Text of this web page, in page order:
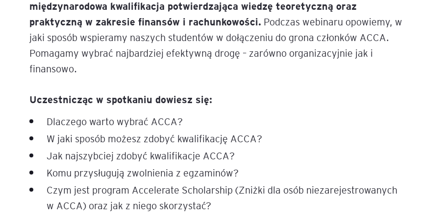
AI w Pythonie: Praktyczne
Warsztaty z Large Language
Models
Prawo sztucznej inteligencji
AI w finansach
Agenci AI w praktyce –
Warsztaty dla menedżerów
Generatywna AI – prawne
aspekty
Mapa szkoleń
międzynarodowa kwalifikacja potwierdzająca wiedzę teoretyczną oraz
praktyczną w zakresie finansów i rachunkowości. Podczas webinaru opowiemy, w
jaki sposób wspieramy naszych studentów w dołączeniu do grona członków ACCA.
Pomagamy wybrać najbardziej efektywną drogę – zarówno organizacyjnie jak i
finansowo.
Uczestnicząc w spotkaniu dowiesz się:
Dlaczego warto wybrać ACCA?
W jaki sposób możesz zdobyć kwalifikację ACCA?
Jak najszybciej zdobyć kwalifikacje ACCA?
Komu przysługują zwolnienia z egzaminów?
Czym jest program Accelerate Scholarship (Zniżki dla osób niezarejestrowanych
w ACCA) oraz jak z niego skorzystać?